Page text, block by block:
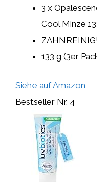
3 x
Cool Minze
133 g (3er
Siehe auf Amazon
Bestseller Nr. 4